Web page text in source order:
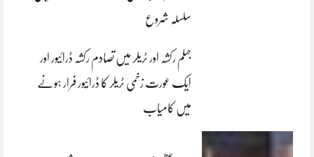
سلسلہ شروع
جہلم رکشہ اور ٹریلر میں تصادم رکشہ ڈرائیور اور
ایک عورت زخمی ٹریلر کا ڈرائیور فرار ہونے
میں کامیاب